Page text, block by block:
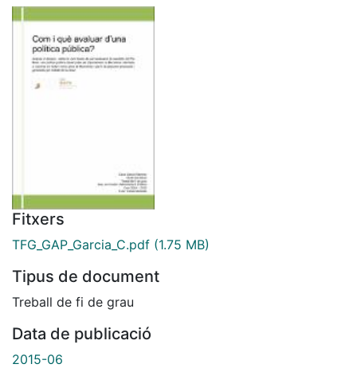
Fitxers
TFG_GAP_Garcia_C.pdf (1.75 MB)
Tipus de document
Treball de fi de grau
Data de publicació
2015-06